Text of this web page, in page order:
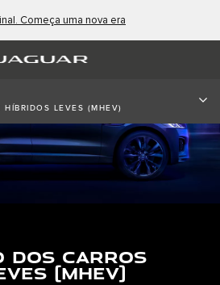
Começa uma nova era
LEVES (MHEV)
DOS CARROS
(MHEV)